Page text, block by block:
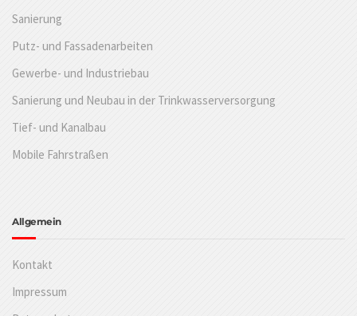
Sanierung
Putz- und Fassadenarbeiten
Gewerbe- und Industriebau
Sanierung und Neubau in der Trinkwasserversorgung
Tief- und Kanalbau
Mobile Fahrstraßen
Allgemein
Kontakt
Impressum